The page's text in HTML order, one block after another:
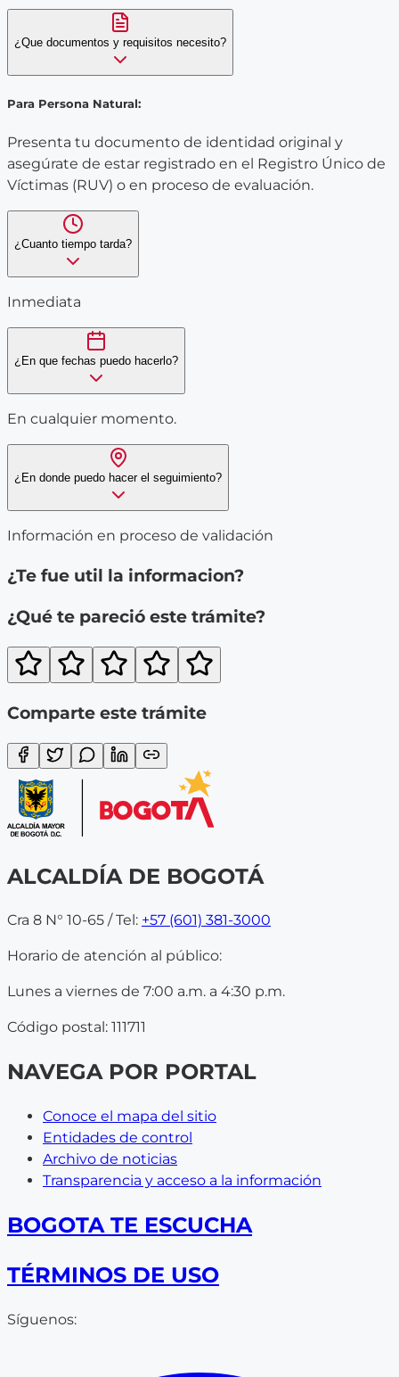
¿Que documentos y requisitos necesito?
Para Persona Natural:
Presenta tu documento de identidad original y
asegúrate de estar registrado en el Registro Único de
Víctimas (RUV) o en proceso de evaluación.
¿Cuanto tiempo tarda?
Inmediata
¿En que fechas puedo hacerlo?
En cualquier momento.
¿En donde puedo hacer el seguimiento?
Información en proceso de validación
¿Te fue util la informacion?
¿Qué te pareció este trámite?
Comparte este trámite
ALCALDÍA DE BOGOTÁ
Cra 8 N° 10-65 / Tel: +57 (601) 381-3000
Horario de atención al público:
Lunes a viernes de 7:00 a.m. a 4:30 p.m.
Código postal: 111711
NAVEGA POR PORTAL
Conoce el mapa del sitio
Entidades de control
Archivo de noticias
Transparencia y acceso a la información
BOGOTA TE ESCUCHA
TÉRMINOS DE USO
Síguenos: